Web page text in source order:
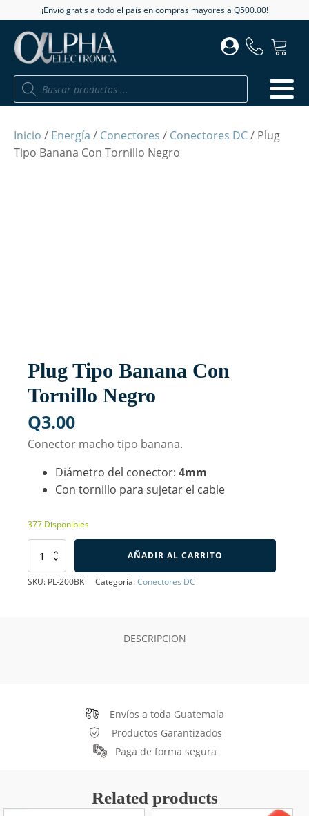
¡Envío gratis a todo el país en compras mayores a Q500.00!
Búsqueda
productos
Inicio / Energía / Conectores / Conectores DC/ Plug
Tipo Banana Con Tornillo Negro
Plug Tipo Banana Con
Tornillo Negro
Q3.00
Conector macho tipo banana.
Diámetro del conector: 4mm
Con tornillo para sujetar el cable
377 Disponibles
Plug
Banana
AÑADIR AL CARRITO
SKU: PL-200BK Categoría:Conectores DC
DESCRIPCION
Envíos a toda Guatemala
Productos Garantizados
Paga de forma segura
Related products